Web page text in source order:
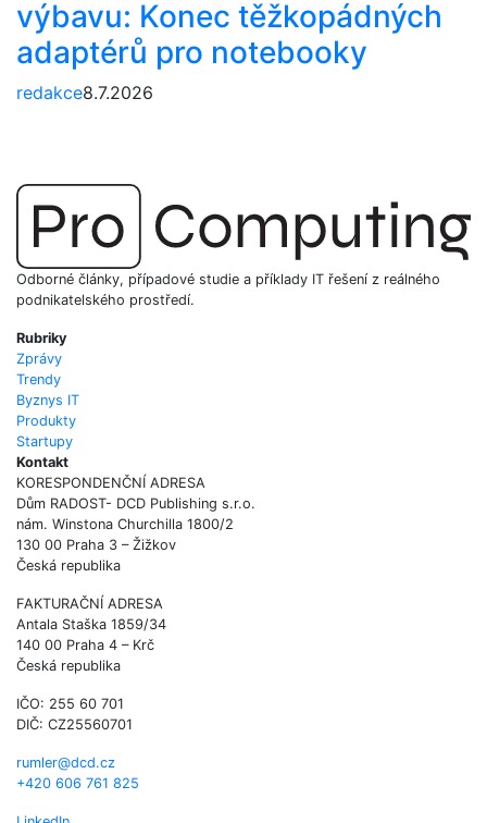
výbavu: Konec těžkopádných
adaptérů pro notebooky
redakce8.7.2026
Odborné články, případové studie a příklady IT řešení z reálného
podnikatelského prostředí.
Rubriky
Zprávy
Trendy
Byznys IT
Produkty
Startupy
Kontakt
KORESPONDENČNÍ ADRESA
Dům RADOST- DCD Publishing s.r.o.
nám. Winstona Churchilla 1800/2
130 00 Praha 3 – Žižkov
Česká republika
FAKTURAČNÍ ADRESA
Antala Staška 1859/34
140 00 Praha 4 – Krč
Česká republika
IČO: 255 60 701
DIČ: CZ25560701
rumler@dcd.cz
+420 606 761 825